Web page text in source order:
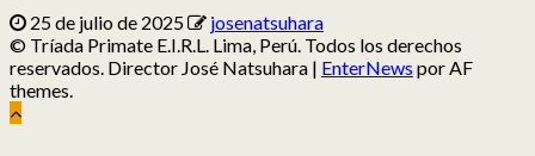
25 de julio de 2025
josenatsuhara
© Tríada Primate E.I.R.L. Lima, Perú. Todos los derechos
reservados. Director José Natsuhara | EnterNews por AF
themes.